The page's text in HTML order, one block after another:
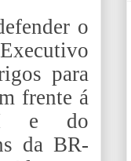
o
para
frente á
e do
da BR-